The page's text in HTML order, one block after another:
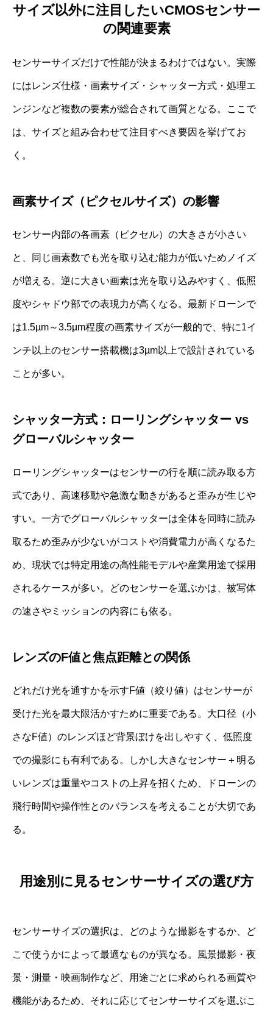
サイズ以外に注目したいCMOSセンサー
の関連要素
センサーサイズだけで性能が決まるわけではない。実際
にはレンズ仕様・画素サイズ・シャッター方式・処理エ
ンジンなど複数の要素が総合されて画質となる。ここで
は、サイズと組み合わせて注目すべき要因を挙げてお
く。
画素サイズ（ピクセルサイズ）の影響
センサー内部の各画素（ピクセル）の大きさが小さい
と、同じ画素数でも光を取り込む能力が低いためノイズ
が増える。逆に大きい画素は光を取り込みやすく、低照
度やシャドウ部での表現力が高くなる。最新ドローンで
は1.5µm～3.5µm程度の画素サイズが一般的で、特に1イ
ンチ以上のセンサー搭載機は3µm以上で設計されている
ことが多い。
シャッター方式：ローリングシャッター vs
グローバルシャッター
ローリングシャッターはセンサーの行を順に読み取る方
式であり、高速移動や急激な動きがあると歪みが生じや
すい。一方でグローバルシャッターは全体を同時に読み
取るため歪みが少ないがコストや消費電力が高くなるた
め、現状では特定用途の高性能モデルや産業用途で採用
されるケースが多い。どのセンサーを選ぶかは、被写体
の速さやミッションの内容にも依る。
レンズのF値と焦点距離との関係
どれだけ光を通すかを示すF値（絞り値）はセンサーが
受けた光を最大限活かすために重要である。大口径（小
さなF値）のレンズほど背景ぼけを出しやすく、低照度
での撮影にも有利である。しかし大きなセンサー＋明る
いレンズは重量やコストの上昇を招くため、ドローンの
飛行時間や操作性とのバランスを考えることが大切であ
る。
用途別に見るセンサーサイズの選び方
センサーサイズの選択は、どのような撮影をするか、ど
こで使うかによって最適なものが異なる。風景撮影・夜
景・測量・映画制作など、用途ごとに求められる画質や
機能があるため、それに応じてセンサーサイズを選ぶこ